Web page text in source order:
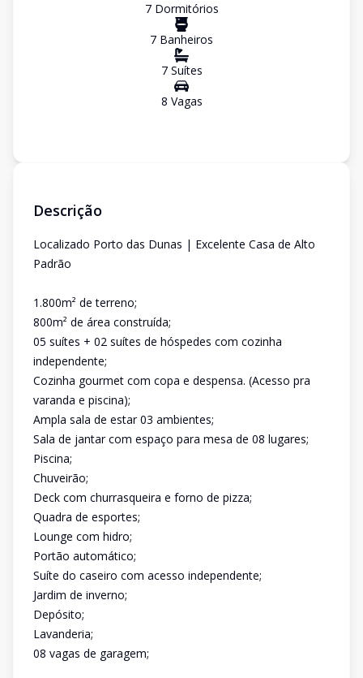
7Dormitórios
7 Banheiros
7Suítes
8 Vagas
Descrição
Localizado Porto das Dunas | Excelente Casa de Alto
Padrão
1.800m² de terreno;
800m² de área construída;
05 suítes + 02 suítes de hóspedes com cozinha
independente;
Cozinha gourmet com copa e despensa. (Acesso pra
varanda e piscina);
Ampla sala de estar 03 ambientes;
Sala de jantar com espaço para mesa de 08 lugares;
Piscina;
Chuveirão;
Deck com churrasqueira e forno de pizza;
Quadra de esportes;
Lounge com hidro;
Portão automático;
Suíte do caseiro com acesso independente;
Jardim de inverno;
Depósito;
Lavanderia;
08 vagas de garagem;